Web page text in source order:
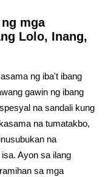
mga
Lolo, Inang,
ng iba't ibang
gawin ng ibang
na sandali kung
na tumatakbo,
na
Ayon sa ilang
sa mga